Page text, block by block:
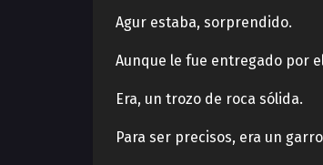
Agur estaba, sorprendido.
Aunque le fue entregado por
Era, un trozo de roca sólida.
Para ser precisos, era un